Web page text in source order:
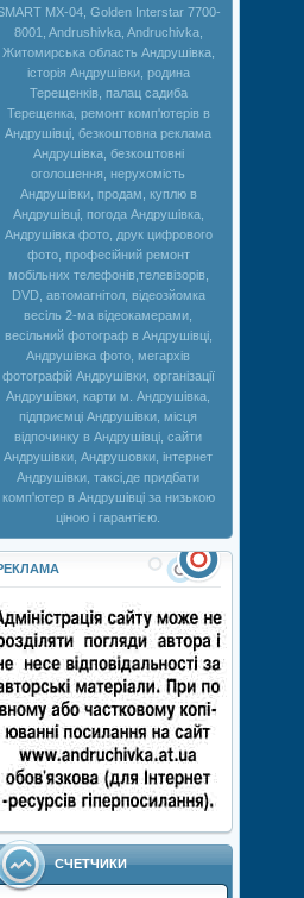
MX-04, Golden Interstar 7700-
8001, Andrushivka, Andruchivka,
Житомирська область Андрушівка,
історія Андрушівки, родина
Терещенків, палац садиба
Терещенка, ремонт комп'ютерів в
Андрушівці, безкоштовна реклама
Андрушівка, безкоштовні
оголошення, нерухомість
Андрушівки, продам, куплю в
Андрушівці, погода Андрушівка,
Андрушівка фото, друк цифрового
фото, професійний ремонт
мобільних телефонів,телевізорів,
DVD, автомагнітол, відеозйомка
весіль 2-ма відеокамерами,
весільний фотограф в Андрушівці,
Андрушівка фото, мегархів
фотографій Андрушівки, організації
Андрушівки, карти м. Андрушівка,
підприємці Андрушівки, місця
відпочинку в Андрушівці, сайти
Андрушівки, Андрушовки, інтернет
Андрушівки, таксі,де придбати
комп'ютер в Андрушівці за низькою
ціною і гарантією.
СЧЕТЧИКИ